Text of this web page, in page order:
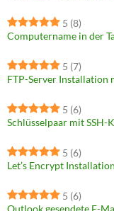
5 (8)
Computername in der
5 (7)
FTP-Server Installation
5 (6)
Schlüsselpaar mit SSH-
5 (6)
Let’s Encrypt
5 (6)